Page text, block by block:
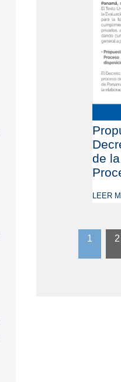
de
LEER
1 2